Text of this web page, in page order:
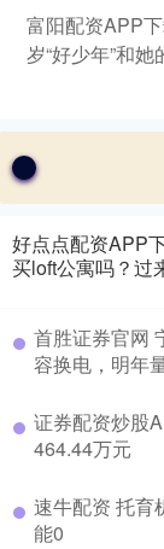
富阳配资APP
岁“好少年”和她
好点点配资APP
买loft公寓吗？过
首胜证券官网
容换电，明年
证券配资炒股
464.44万元
速牛配资 托育
能0